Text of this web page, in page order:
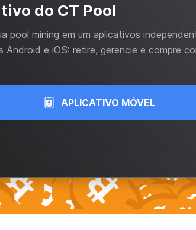
do CT Pool
pool mining em um aplicativos
Android e iOS: retire, gerencie e compre
APLICATIVO MÓVEL